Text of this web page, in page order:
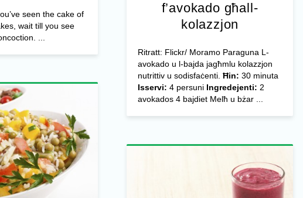
seen the cake of
wait till you see
...
f’avokado għall-
kolazzjon
Ritratt: Flickr/ Moramo Paraguna L-
avokado u l-bajda jagħmlu kolazzjon
nutrittiv u sodisfaċenti. Ħin: 30 minuta
Isservi: 4 persuni Ingredejenti: 2
avokados 4 bajdiet Melħ u bżar ...